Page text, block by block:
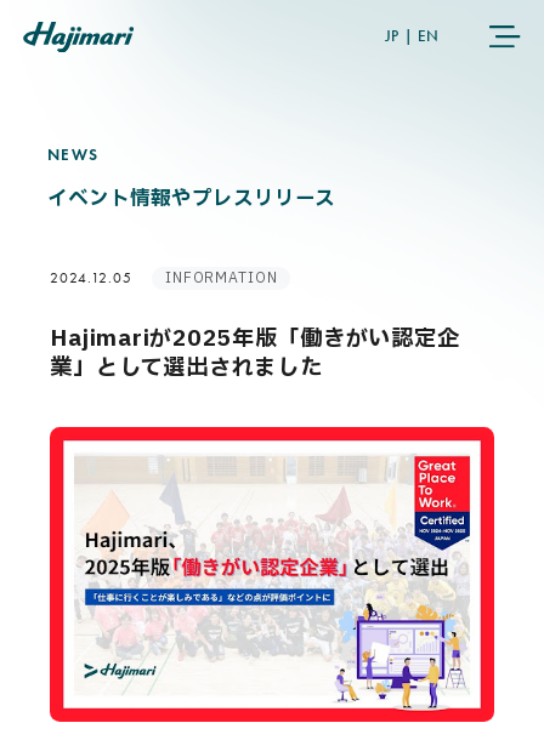
JP EN
COMPANY
NEWS
MEMBERS
CAREERS
CONTACT
Privacy Policy
NEWS
NEWS
イベント情報やプレスリリース
2024.12.05 INFORMATION
Hajimariが2025年版「働きがい認定企
業」として選出されました